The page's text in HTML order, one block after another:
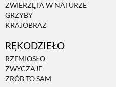
ZWIERZĘTA W NATURZE
GRZYBY
KRAJOBRAZ
RĘKODZIEŁO
RZEMIOSŁO
ZWYCZAJE
ZRÓB TO SAM